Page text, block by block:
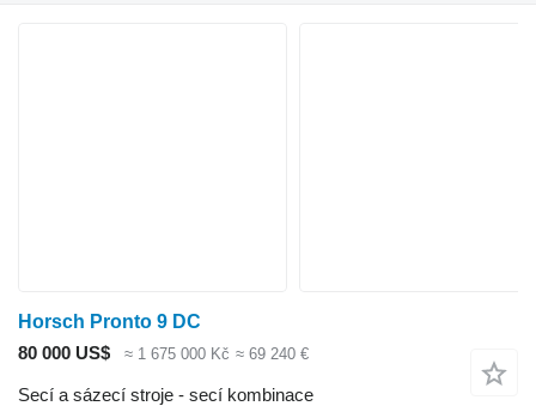
Horsch Pronto 9 DC
80 000 US$
≈ 1 675 000 Kč ≈ 69 240 €
Secí a sázecí stroje - secí kombinace